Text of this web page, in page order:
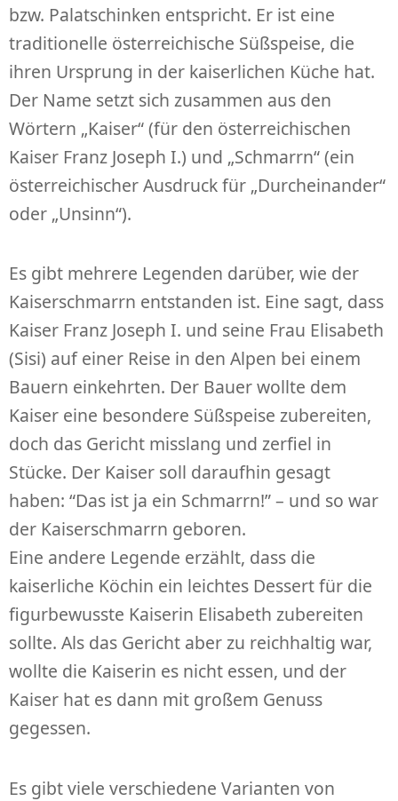
bzw. Palatschinken entspricht. Er ist eine
traditionelle österreichische Süßspeise, die
ihren Ursprung in der kaiserlichen Küche hat.
Der Name setzt sich zusammen aus den
Wörtern „Kaiser“ (für den österreichischen
Kaiser Franz Joseph I.) und „Schmarrn“ (ein
österreichischer Ausdruck für „Durcheinander“
oder „Unsinn“).
Es gibt mehrere Legenden darüber, wie der
Kaiserschmarrn entstanden ist. Eine sagt, dass
Kaiser Franz Joseph I. und seine Frau Elisabeth
(Sisi) auf einer Reise in den Alpen bei einem
Bauern einkehrten. Der Bauer wollte dem
Kaiser eine besondere Süßspeise zubereiten,
doch das Gericht misslang und zerfiel in
Stücke. Der Kaiser soll daraufhin gesagt
haben: “Das ist ja ein Schmarrn!” – und so war
der Kaiserschmarrn geboren.
Eine andere Legende erzählt, dass die
kaiserliche Köchin ein leichtes Dessert für die
figurbewusste Kaiserin Elisabeth zubereiten
sollte. Als das Gericht aber zu reichhaltig war,
wollte die Kaiserin es nicht essen, und der
Kaiser hat es dann mit großem Genuss
gegessen.
Es gibt viele verschiedene Varianten von